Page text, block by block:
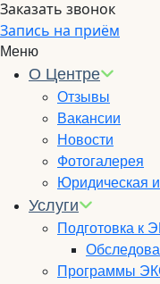
Заказать звонок
Запись на приём
Меню
О Центре
Отзывы
Вакансии
Новости
Фотогалерея
Юридическая
Услуги
Подготовка к
Программы